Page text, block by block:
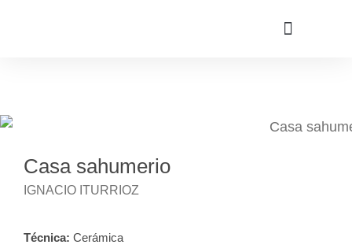
Casa sahumerio
IGNACIO ITURRIOZ
Técnica: Cerámica